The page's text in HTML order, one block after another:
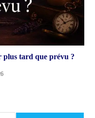
tard que prévu ?